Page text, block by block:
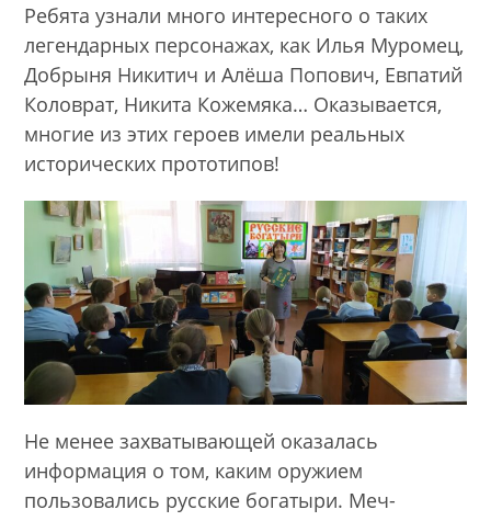
Ребята узнали много интересного о таких
легендарных персонажах, как Илья Муромец,
Добрыня Никитич и Алёша Попович, Евпатий
Коловрат, Никита Кожемяка… Оказывается,
многие из этих героев имели реальных
исторических прототипов!
Не менее захватывающей оказалась
информация о том, каким оружием
пользовались русские богатыри. Меч-